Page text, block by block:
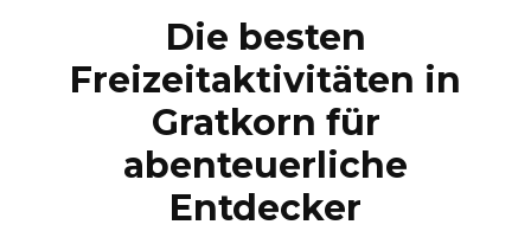
Die besten
Freizeitaktivitäten in
Gratkorn für
abenteuerliche
Entdecker